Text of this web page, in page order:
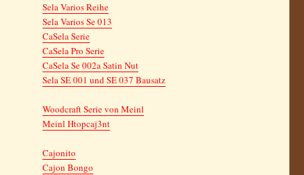
Sela Varios Reihe
Sela Varios Se 013
CaSela Serie
CaSela Pro Serie
CaSela Se 002a Satin Nut
Sela SE 001 und SE 037 Bausatz
Woodcraft Serie von Meinl
Meinl Htopcaj3nt
Cajonito
Cajon Bongo